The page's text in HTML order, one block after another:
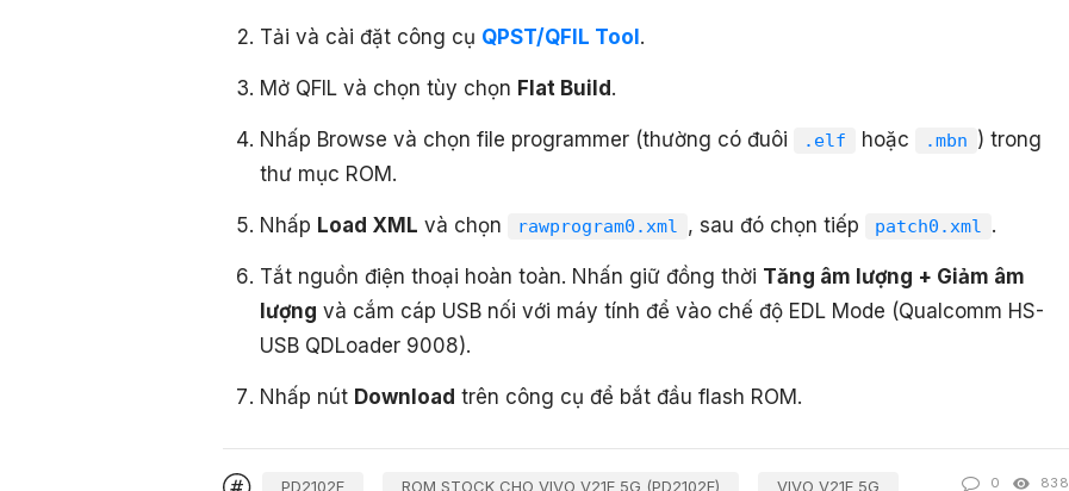
Tải và cài đặt công cụ QPST/QFIL Tool .
Mở QFIL và chọn tùy chọn Flat Build .
Nhấp Browse và chọn file programmer (thường có đuôi .elf hoặc .mbn ) trong
thư mục ROM.
Nhấp Load XML và chọn rawprogram0.xml , sau đó chọn tiếp patch0.xml .
Tắt nguồn điện thoại hoàn toàn. Nhấn giữ đồng thời Tăng âm lượng + Giảm âm
lượng và cắm cáp USB nối với máy tính để vào chế độ EDL Mode (Qualcomm HS-
USB QDLoader 9008).
Nhấp nút Download trên công cụ để bắt đầu flash ROM.
PD2102F ROM STOCK CHO VIVO V21E 5G (PD2102F) VIVO V21E 5G 0 838